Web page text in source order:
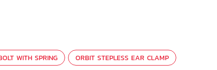
WITH SPRING ORBIT STEPLESS EAR CLAMP